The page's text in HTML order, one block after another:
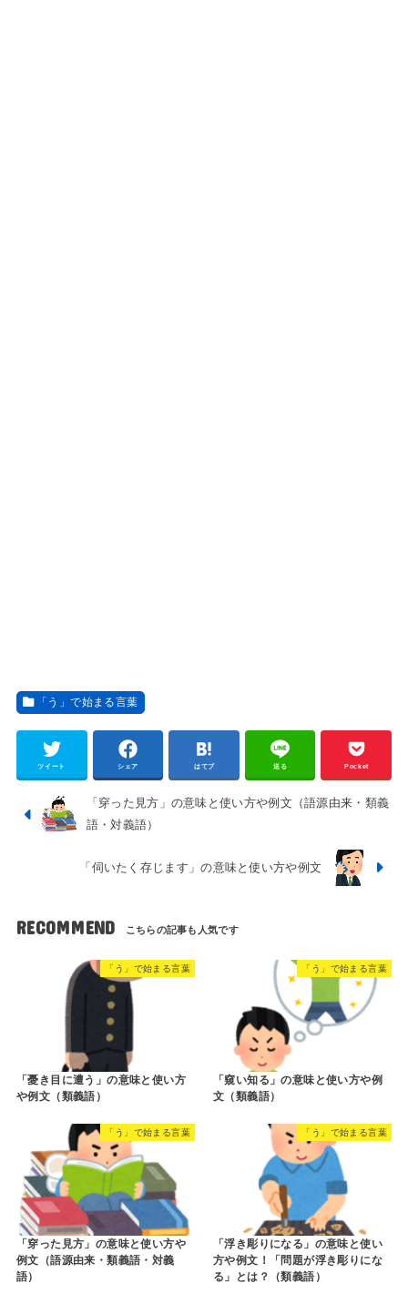
「う」で始まる言葉
ツイート シェア はてブ 送る Pocket
「穿った見方」の意味と使い方や例文（語源由来・類義
語・対義語）
「伺いたく存じます」の意味と使い方や例文
RECOMMEND
「う」で始まる言葉
「憂き目に遭う」の意味と使い方
や例文（類義語）
「う」で始まる言葉
「窺い知る」の意味と使い方や例
文（類義語）
「う」で始まる言葉
「穿った見方」の意味と使い方や
例文（語源由来・類義語・対義
語）
「う」で始まる言葉
「浮き彫りになる」の意味と使い
方や例文！「問題が浮き彫りにな
る」とは？（類義語）